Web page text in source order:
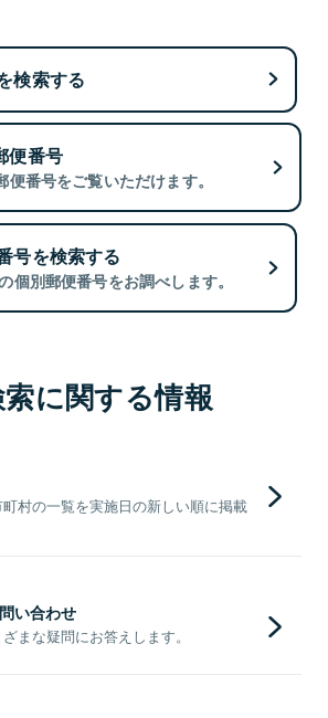
検索する
便番号
番号をご覧いただけます。
号を検索する
個別郵便番号をお調べします。
に関する情報
村の一覧を実施日の新しい順に掲載
い合わせ
まな疑問にお答えします。